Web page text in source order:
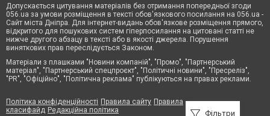
Фільтри
Допускається цитування матеріалів без отримання попередньої згоди
056.ua за умови розміщення в тексті обов'язкового посилання на 056.ua -
Сайт міста Дніпра. Для інтернет-видань обов'язкове розміщення прямого,
відкритого для пошукових систем гіперпосилання на цитовані статті не
нижче другого абзацу в тексті або в якості джерела. Порушення
виняткових прав переслідується Законом.
Матеріали з плашками "Новини компаній", "Промо", "Партнерський
матеріал", "Партнерський спецпроєкт", "Політичні новини", "Пресреліз",
"PR", "Офіційно", "Політична реклама" публікуються на правах реклами.
Політика конфіденційності Правила сайту Правила
класифайд Редакційна політика